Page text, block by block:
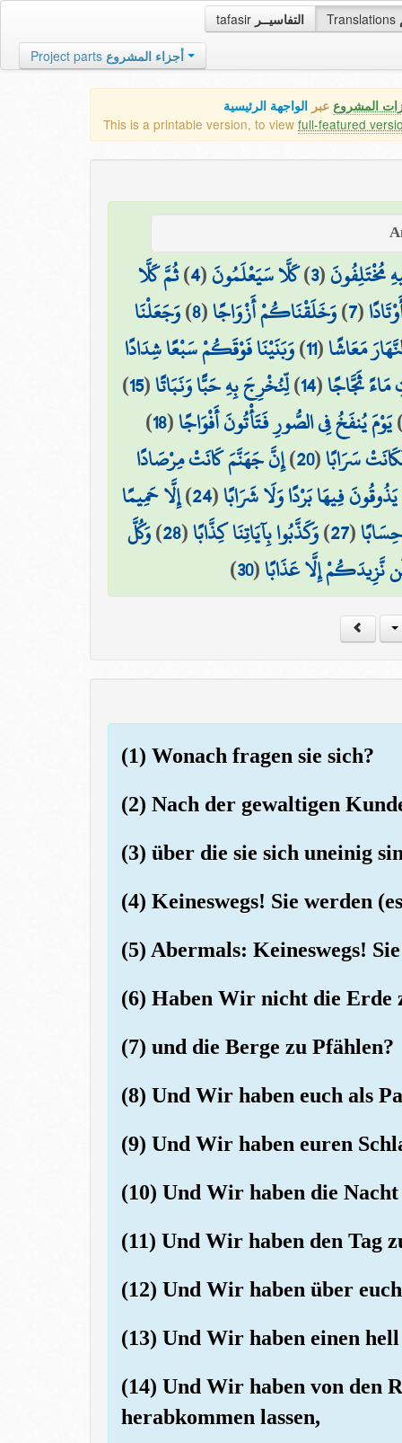
tafasir التفاسيــر Translations
Project parts أجزاء المشروع
المشروع عبر الواجهة الرئيسية
This is a printable version, to view full-featured
مُخْتَلِفُونَ(
3
)كَلَّا سَيَعْلَمُونَ(
4
)ثُمَّ كَلَّا
(
7
)وَخَلَقْنَاكُمْ أَزْوَاجًا(
8
)وَجَعَلْنَا
مَعَاشًا(
11
)وَبَنَيْنَا فَوْقَكُمْ سَبْعًا شِدَادًا
مَاءً ثَجَّاجًا(
14
)لِّنُخْرِجَ بِهِ حَبًّا وَنَبَاتًا(
15
)
يَوْمَ يُنفَخُ فِي الصُّورِ فَتَأْتُونَ أَفْوَاجًا(
18
)
سَرَابًا(
20
)إِنَّ جَهَنَّمَ كَانَتْ مِرْصَادًا
فِيهَا بَرْدًا وَلَا شَرَابًا(
24
)إِلَّا حَمِيمًا
(
27
)وَكَذَّبُوا بِآيَاتِنَا كِذَّابًا(
28
)وَكُلَّ
نَّزِيدَكُمْ إِلَّا عَذَابًا(
30
)
(1) Wonach fragen sie sich?
(2) Nach der gewaltigen
(3) über die sie sich uneinig
(4) Keineswegs! Sie werden
(5) Abermals: Keineswegs!
(6) Haben Wir nicht die Erde
(7) und die Berge zu Pfählen?
(8) Und Wir haben euch als
(9) Und Wir haben euren
(10) Und Wir haben die
(11) Und Wir haben den Tag
(12) Und Wir haben über
(13) Und Wir haben einen
(14) Und Wir haben von den
herabkommen lassen,